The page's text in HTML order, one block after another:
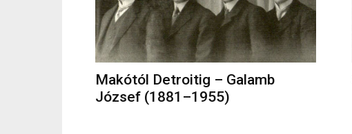
Makótól Detroitig – Galamb
József (1881–1955)